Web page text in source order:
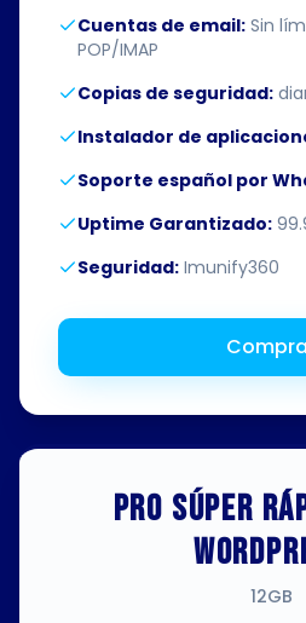
Cuentas de email: Sin
POP/IMAP
Copias de seguridad:
Instalador de
Soporte español por
Uptime Garantizado:
Seguridad: Imunify360
PRO SÚPER
12GB